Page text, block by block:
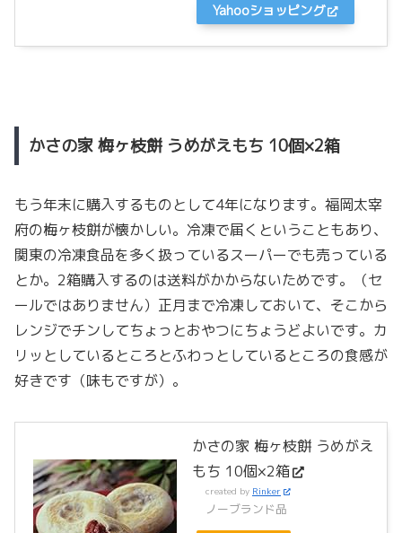
Yahooショッピング
かさの家 梅ヶ枝餅 うめがえもち 10個×2箱
もう年末に購入するものとして4年になります。福岡太宰
府の梅ヶ枝餅が懐かしい。冷凍で届くということもあり、
関東の冷凍食品を多く扱っているスーパーでも売っている
とか。2箱購入するのは送料がかからないためです。（セ
ールではありません）正月まで冷凍しておいて、そこから
レンジでチンしてちょっとおやつにちょうどよいです。カ
リッとしているところとふわっとしているところの食感が
好きです（味もですが）。
かさの家 梅ヶ枝餅 うめがえ
もち 10個×2箱
created by Rinker
ノーブランド品